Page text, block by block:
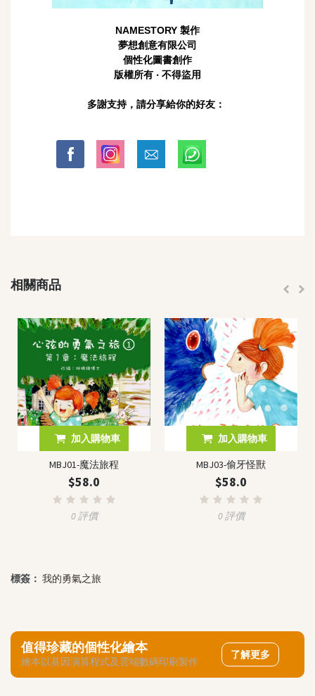
NAMESTORY 製作
夢想創意有限公司
個性化圖書創作
版權所有 ‧ 不得盜用
多謝支持，請分享給你的好友：
相關商品
加入購物車
MBJ01-魔法旅程
$58.0
0 評價
加入購物車
MBJ03-偷牙怪獸
$58.0
0 評價
標簽： 我的勇氣之旅
值得珍藏的個性化繪本
繪本以基因演算程式及雲端數碼印刷製作
了解更多